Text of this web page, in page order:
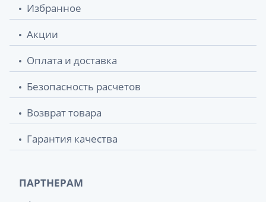
Избранное
Акции
Оплата и доставка
Безопасность расчетов
Возврат товара
Гарантия качества
ПАРТНЕРАМ